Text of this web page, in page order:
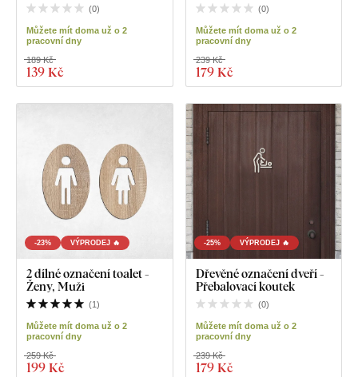
(0)
Můžete mít doma už o 2
pracovní dny
139 Kč
189 Kč
(0)
Můžete mít doma už o 2
pracovní dny
179 Kč
239 Kč
-23% VÝPRODEJ 🔥
2 dílné označení toalet -
Ženy, Muži
(1)
Můžete mít doma už o 2
pracovní dny
199 Kč
259 Kč
-25% VÝPRODEJ 🔥
Dřevěné označení dveří -
Přebalovací koutek
(0)
Můžete mít doma už o 2
pracovní dny
179 Kč
239 Kč